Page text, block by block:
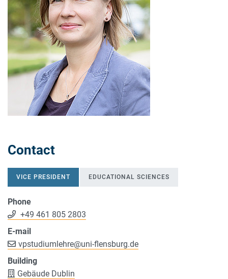
Contact
VICE PRESIDENT EDUCATIONAL SCIENCES
Phone
+49 461 805 2803
E-mail
vpstudiumlehre@uni-flensburg.de
Building
Gebäude Dublin